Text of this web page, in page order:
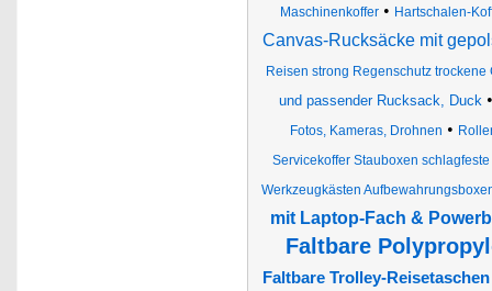
Maschinenkoffer • Hartschalen-
Canvas-Rucksäcke mit
Reisen strong Regenschutz
und passender Rucksack, Duck
Fotos, Kameras, Drohnen •
Servicekoffer Stauboxen
Werkzeugkästen
mit Laptop-Fach &
Faltbare
Faltbare Trolley-